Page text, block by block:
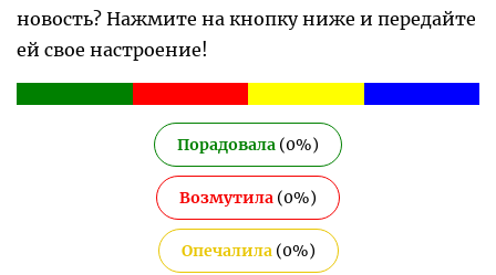
новость? Нажмите на кнопку ниже и передайте
ей свое настроение!
Порадовала (0%)
Возмутила (0%)
Опечалила(0%)